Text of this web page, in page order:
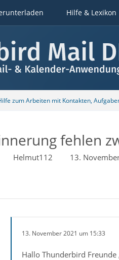
Hilfe & Lexikon
zum Arbeiten mit Kontakten,
fehlen
Helmut112 13.
13. November 2021 um 15:33
Hallo Thunderbird